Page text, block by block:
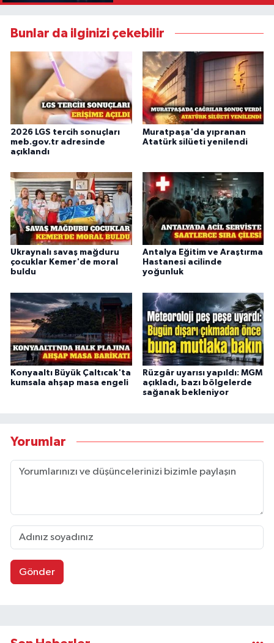
Bunlar da ilginizi çekebilir
2026 LGS tercih sonuçları
meb.gov.tr adresinde
açıklandı
Muratpaşa'da yıpranan
Atatürk silüeti yenilendi
Ukraynalı savaş mağduru
çocuklar Kemer'de moral
buldu
Antalya Eğitim ve Araştırma
Hastanesi acilinde
yoğunluk
Konyaaltı Büyük Çaltıcak'ta
kumsala ahşap masa engeli
Rüzgâr uyarısı yapıldı: MGM
açıkladı, bazı bölgelerde
sağanak bekleniyor
Yorumlar
Gönder